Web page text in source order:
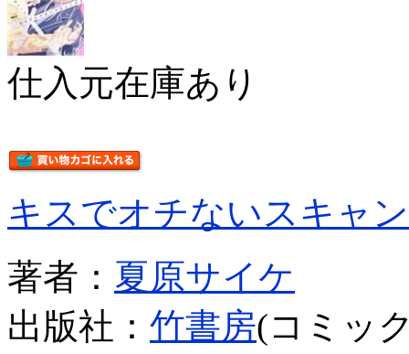
仕入元在庫あり
キスでオチないスキャ
著者： 夏原サイケ
出版社： 竹書房(コミッ